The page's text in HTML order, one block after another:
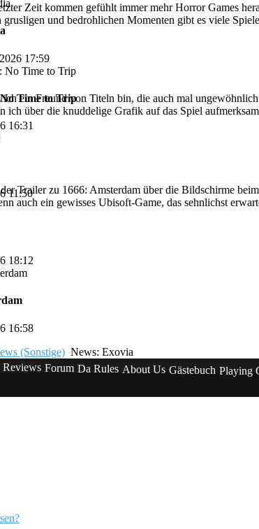
Zeit kommen gefühlt immer mehr Horror Games
grusligen und bedrohlichen Momenten gibt es viele
ein Freund von Titeln bin, die auch mal
ich über die knuddelige Grafik auf das Spiel
Trailer zu 1666: Amsterdam über die Bildschirme
auch ein gewisses Ubisoft-Game, das sehnlichst
17:59
Time to Trip
16:31
11:50
18:12
16:58
(Sonstige) News: Exovia
Reviews Forum Da Rules About Us Gästebuch Playing